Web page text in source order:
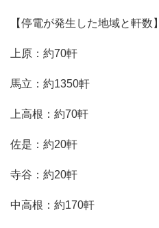
【停電が発生した地域と軒数】
上原：約70軒
馬立：約1350軒
上高根：約70軒
佐是：約20軒
寺谷：約20軒
中高根：約170軒